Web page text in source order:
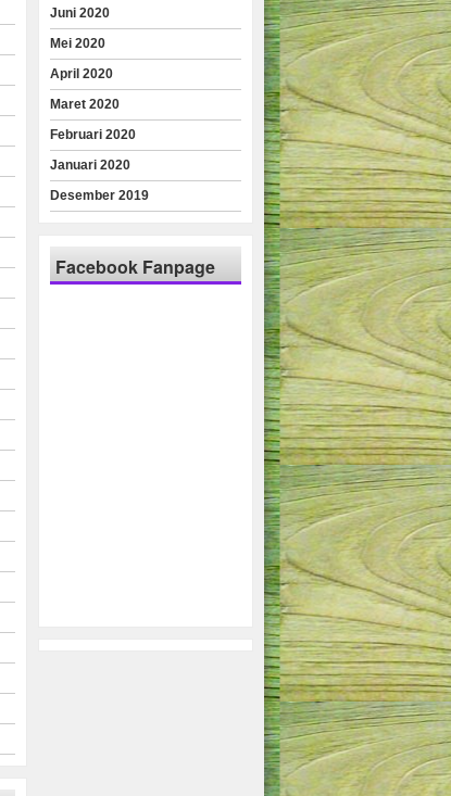
Juni 2020
Mei 2020
April 2020
Maret 2020
Februari 2020
Januari 2020
Desember 2019
Facebook Fanpage